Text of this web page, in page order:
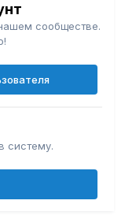
сообществе.
систему.